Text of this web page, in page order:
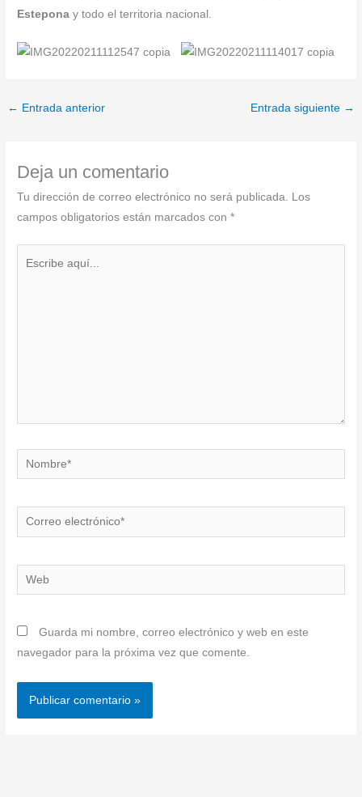
Estepona y todo el territoria nacional.
← Entrada anterior Entrada siguiente →
Deja un comentario
Tu dirección de correo electrónico no será publicada. Los
campos obligatorios están marcados con*
Nombre*
Correo
electrónico*
Web
Guarda mi nombre, correo electrónico y web en este
navegador para la próxima vez que comente.